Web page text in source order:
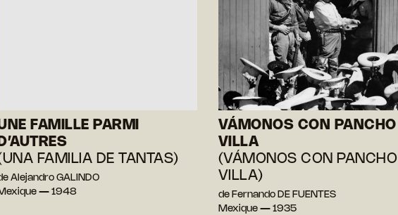
FAMILLE PARMI
D’AUTRES
FAMILIA DE TANTAS)
Alejandro GALINDO
— 1948
VÁMONOS CON PANCHO
VILLA
(VÁMONOS CON PANCHO
VILLA)
de Fernando DE FUENTES
Mexique — 1935